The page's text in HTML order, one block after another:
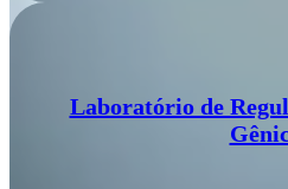
Laboratório de